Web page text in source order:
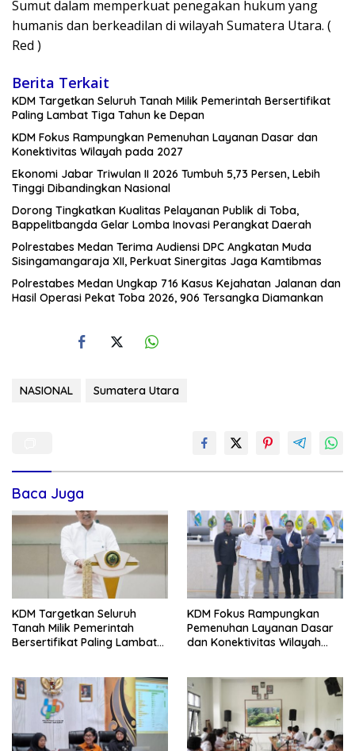
Sumut dalam memperkuat penegakan hukum yang
humanis dan berkeadilan di wilayah Sumatera Utara. (
Red )
Berita Terkait
KDM Targetkan Seluruh Tanah Milik Pemerintah Bersertifikat
Paling Lambat Tiga Tahun ke Depan
KDM Fokus Rampungkan Pemenuhan Layanan Dasar dan
Konektivitas Wilayah pada 2027
Ekonomi Jabar Triwulan II 2026 Tumbuh 5,73 Persen, Lebih
Tinggi Dibandingkan Nasional
Dorong Tingkatkan Kualitas Pelayanan Publik di Toba,
Bappelitbangda Gelar Lomba Inovasi Perangkat Daerah
Polrestabes Medan Terima Audiensi DPC Angkatan Muda
Sisingamangaraja XII, Perkuat Sinergitas Jaga Kamtibmas
Polrestabes Medan Ungkap 716 Kasus Kejahatan Jalanan dan
Hasil Operasi Pekat Toba 2026, 906 Tersangka Diamankan
NASIONAL Sumatera Utara
Baca Juga
KDM Targetkan Seluruh
Tanah Milik Pemerintah
Bersertifikat Paling Lambat
KDM Fokus Rampungkan
Pemenuhan Layanan Dasar
dan Konektivitas Wilayah